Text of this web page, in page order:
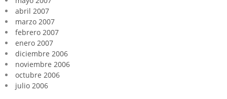
abril 2007
marzo 2007
febrero 2007
enero 2007
diciembre 2006
noviembre 2006
octubre 2006
julio 2006